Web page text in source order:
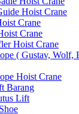
Hoist Crane
Crane
Crane
Hoist Crane
( Gustav, Wolf,
Hoist Crane
Barang
Lift